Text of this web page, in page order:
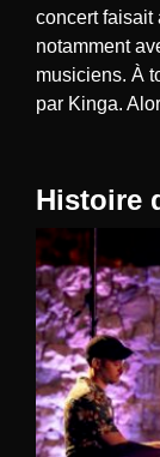
concert faisait
notamment
musiciens. À
par Kinga.
Histoire